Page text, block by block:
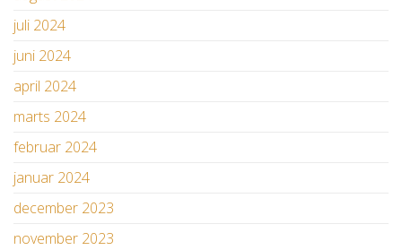
juli 2024
juni 2024
april 2024
marts 2024
februar 2024
januar 2024
december 2023
november 2023